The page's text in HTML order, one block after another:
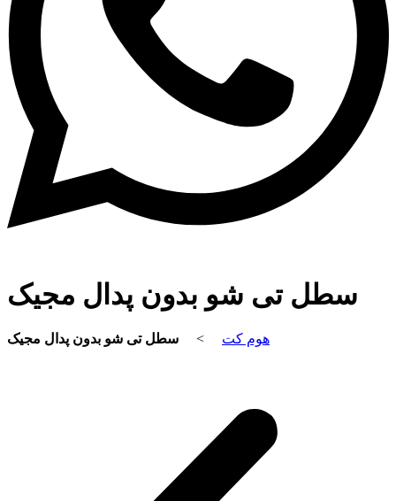
سطل تی شو بدون پدال مجیک
هوم کت > سطل تی شو بدون پدال مجیک